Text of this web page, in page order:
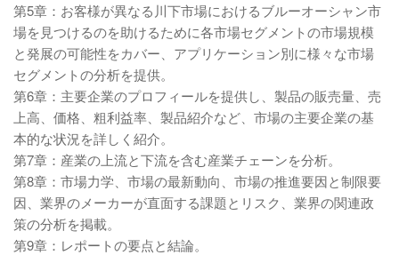
第5章：お客様が異なる川下市場におけるブルーオーシャン市
場を見つけるのを助けるために各市場セグメントの市場規模
と発展の可能性をカバー、アプリケーション別に様々な市場
セグメントの分析を提供。
第6章：主要企業のプロフィールを提供し、製品の販売量、売
上高、価格、粗利益率、製品紹介など、市場の主要企業の基
本的な状況を詳しく紹介。
第7章：産業の上流と下流を含む産業チェーンを分析。
第8章：市場力学、市場の最新動向、市場の推進要因と制限要
因、業界のメーカーが直面する課題とリスク、業界の関連政
策の分析を掲載。
第9章：レポートの要点と結論。